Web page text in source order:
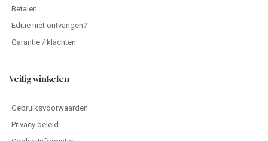
Betalen
Editie niet ontvangen?
Garantie / klachten
Veilig winkelen
Gebruiksvoorwaarden
Privacy beleid